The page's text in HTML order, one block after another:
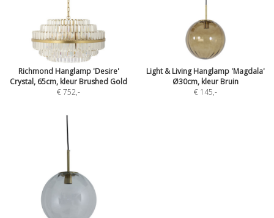
Richmond Hanglamp 'Desire'
Crystal, 65cm, kleur Brushed Gold
€ 752,-
Light & Living Hanglamp 'Magdala'
Ø30cm, kleur Bruin
€ 145,-